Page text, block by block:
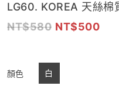
LG60. KOREA 天絲
580
500
顏色 白